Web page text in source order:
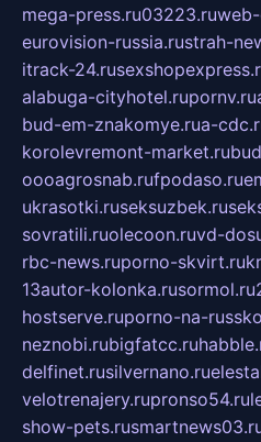
mega-press.ru03223.ru
eurovision-russia.rustrah-
itrack-24.ru
alabuga-cityhotel.rupornv.ru
bud-em-znakomye.rua-
korolevremont-market.ru
oooagrosnab.rufpodaso.ru
ukrasotki.ruseksuzbek.ru
sovratili.ruolecoon.ruvd-
rbc-news.ruporno-skvirt.ru
13autor-kolonka.rusormol.ru
hostserve.ruporno-na-
neznobi.rubigfatcc.ru
delfinet.rusilvernano.ru
velotrenajery.rupronso54.ru
show-pets.ru